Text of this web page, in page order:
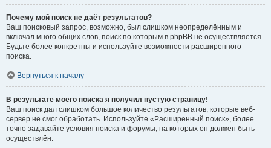
Почему мой поиск не даёт результатов?
Ваш поисковый запрос, возможно, был слишком неопределённым и
включал много общих слов, поиск по которым в phpBB не осуществляется.
Будьте более конкретны и используйте возможности расширенного
поиска.
Вернуться к началу
В результате моего поиска я получил пустую страницу!
Ваш поиск дал слишком большое количество результатов, которые веб-
сервер не смог обработать. Используйте «Расширенный поиск», более
точно задавайте условия поиска и форумы, на которых он должен быть
осуществлён.